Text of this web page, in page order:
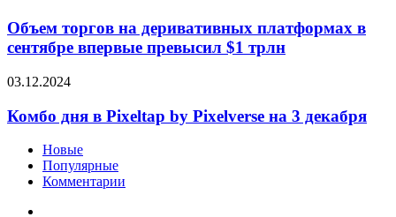
Optimism
и
на
деривативных
платформах
сентябре
превысил
трлн
Объем торгов на деривативных платформах в
сентябре впервые превысил $1 трлн
Комбо
в
Pixeltap
Pixelverse
декабря
03.12.2024
Комбо дня в Pixeltap by Pixelverse на 3 декабря
Новые
Популярные
Комментарии